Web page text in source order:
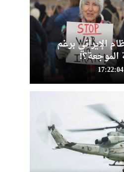
الإيراني برغم
الموجعة؟!